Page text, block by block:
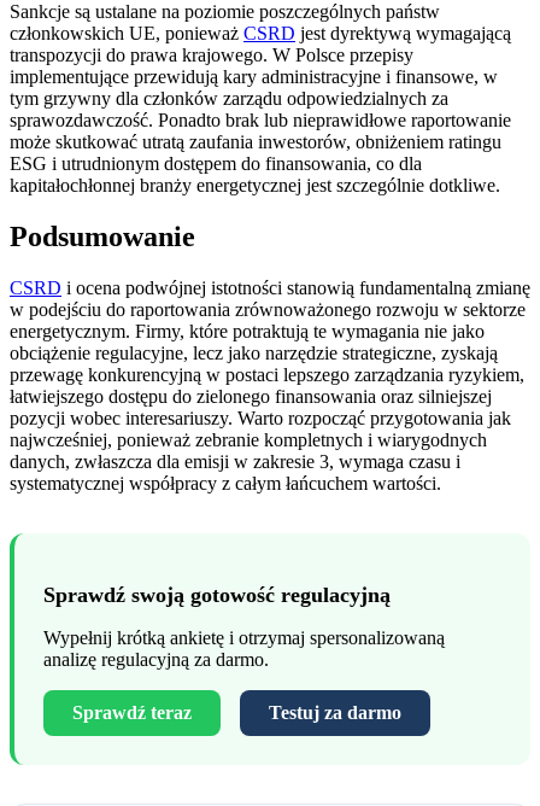
Sankcje są ustalane na poziomie poszczególnych państw
członkowskich UE, ponieważ CSRD jest dyrektywą wymagającą
transpozycji do prawa krajowego. W Polsce przepisy
implementujące przewidują kary administracyjne i finansowe, w
tym grzywny dla członków zarządu odpowiedzialnych za
sprawozdawczość. Ponadto brak lub nieprawidłowe raportowanie
może skutkować utratą zaufania inwestorów, obniżeniem ratingu
ESG i utrudnionym dostępem do finansowania, co dla
kapitałochłonnej branży energetycznej jest szczególnie dotkliwe.
Podsumowanie
CSRD i ocena podwójnej istotności stanowią fundamentalną zmianę
w podejściu do raportowania zrównoważonego rozwoju w sektorze
energetycznym. Firmy, które potraktują te wymagania nie jako
obciążenie regulacyjne, lecz jako narzędzie strategiczne, zyskają
przewagę konkurencyjną w postaci lepszego zarządzania ryzykiem,
łatwiejszego dostępu do zielonego finansowania oraz silniejszej
pozycji wobec interesariuszy. Warto rozpocząć przygotowania jak
najwcześniej, ponieważ zebranie kompletnych i wiarygodnych
danych, zwłaszcza dla emisji w zakresie 3, wymaga czasu i
systematycznej współpracy z całym łańcuchem wartości.
Sprawdź swoją gotowość regulacyjną
Wypełnij krótką ankietę i otrzymaj spersonalizowaną
analizę regulacyjną za darmo.
Sprawdź teraz Testuj za darmo